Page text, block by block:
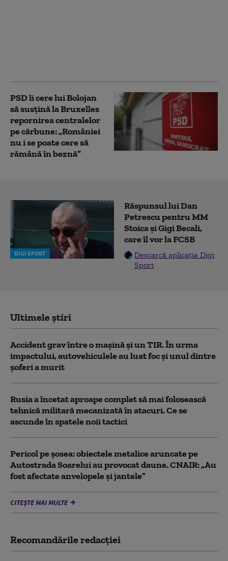
PSD îi cere lui Bolojan
să susțină la Bruxelles
repornirea centralelor
pe cărbune: „României
nu i se poate cere să
rămână în beznă”
DIGI SPORT
Răspunsul lui Dan
Petrescu pentru MM
Stoica și Gigi Becali,
care îl vor la FCSB
Descarcă aplicația Digi
Sport
Ultimele știri
Accident grav între o mașină și un TIR. În urma
impactului, autovehiculele au luat foc și unul dintre
șoferi a murit
Rusia a încetat aproape complet să mai folosească
tehnică militară mecanizată în atacuri. Ce se
ascunde în spatele noii tactici
Pericol pe șosea: obiectele metalice aruncate pe
Autostrada Soarelui au provocat daune. CNAIR: „Au
fost afectate anvelopele și jantele”
CITEȘTE MAI MULTE
Recomandările redacţiei